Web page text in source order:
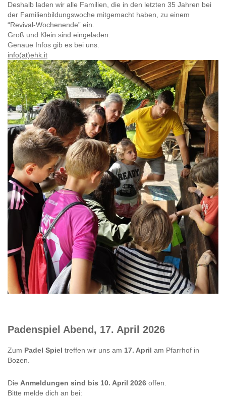
Deshalb laden wir alle Familien, die in den letzten 35 Jahren bei
der Familienbildungswoche mitgemacht haben, zu einem
“Revival-Wochenende” ein.
Groß und Klein sind eingeladen.
Genaue Infos gib es bei uns.
info(at)ehk.it
Padenspiel Abend, 17. April 2026
Zum Padel Spiel treffen wir uns am 17. April am Pfarrhof in
Bozen.
Die Anmeldungen sind bis 10. April 2026 offen.
Bitte melde dich an bei: